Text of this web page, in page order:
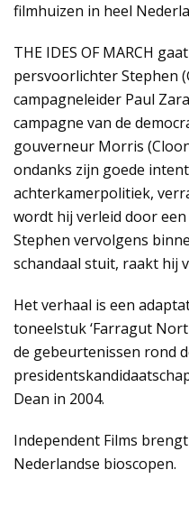
filmhuizen in heel
THE IDES OF MARCH
persvoorlichter Stephen
campagneleider Paul
campagne van de
gouverneur Morris
ondanks zijn goede
achterkamerpolitiek,
wordt hij verleid door
Stephen vervolgens
schandaal stuit, raakt hij
Het verhaal is een
toneelstuk ‘Farragut
de gebeurtenissen rond
Dean in 2004.
Independent Films brengt
Nederlandse bioscopen.